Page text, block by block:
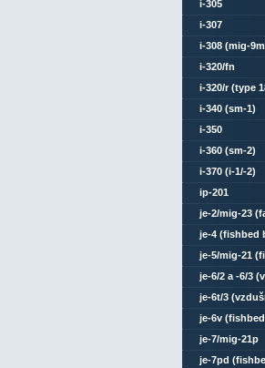
i-305
i-307
i-308 (mig-
i-320/fn
i-320/r (type
i-340 (sm-1)
i-350
i-360 (sm-2)
i-370 (i-1/-2)
ip-201
je-2/mig-23
je-4 (fishbed
je-5/mig-21
je-6/2 a -6/3
zkušebna)
je-6t/3
je-6v
je-7/mig-21p
je-7pd